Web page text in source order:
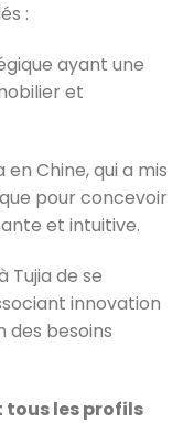
:
ayant une
et
en Chine, qui a mis
pour concevoir
et intuitive.
Tujia de se
innovation
des besoins
tous les profils